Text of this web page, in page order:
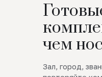
чем
Зал, город,